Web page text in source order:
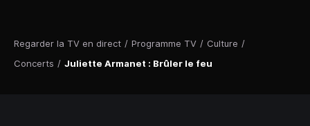
Regarder la TV en direct / Programme TV / Culture /
Concerts / Juliette Armanet : Brûler le feu